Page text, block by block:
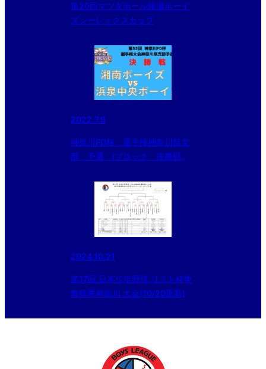
第20回マツダボール綾瀬ボーイ
ズシーレックスカップ
2022.7.9
神奈川FD杯 選手権神奈川県支
部 予選 Ⅰブロック 決勝戦
2024.10.21
第17回 日本少年野球 リスト杯争
奪秋季神奈川 大会(10/20更新)